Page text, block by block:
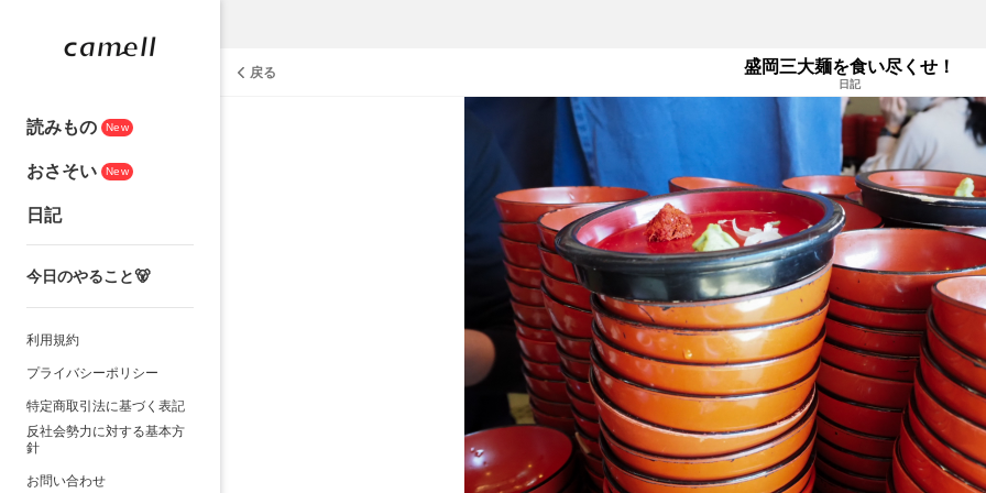
読みもの New
おさそい New
日記
今日のやること🐻
利用規約
プライバシーポリシー
特定商取引法に基づく表記
反社会勢力に対する基本方
針
お問い合わせ
戻る 盛岡三大麺を食い尽くせ！
日記